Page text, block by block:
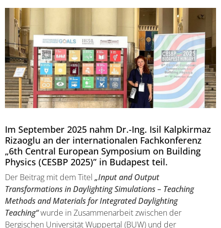
Im September 2025 nahm Dr.-Ing. Isil Kalpkirmaz
Rizaoglu an der internationalen Fachkonferenz
„6th Central European Symposium on Building
Physics (CESBP 2025)” in Budapest teil.
Der Beitrag mit dem Titel „Input and Output
Transformations in Daylighting Simulations – Teaching
Methods and Materials for Integrated Daylighting
Teaching“wurde in Zusammenarbeit zwischen der
Bergischen Universität Wuppertal (BUW) und der